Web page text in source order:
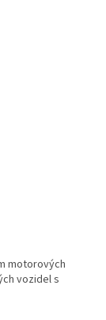
motorových
vozidel s